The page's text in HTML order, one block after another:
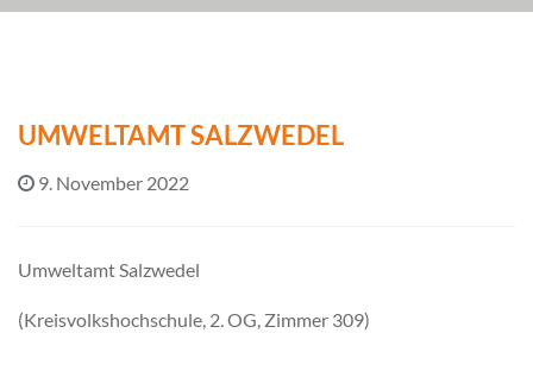
UMWELTAMT SALZWEDEL
9. November 2022
Umweltamt Salzwedel
(Kreisvolkshochschule, 2. OG, Zimmer 309)